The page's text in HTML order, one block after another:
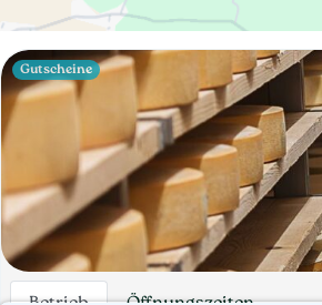
Gutscheine